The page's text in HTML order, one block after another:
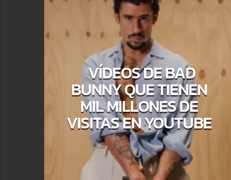
VÍDEOS DE BAD
BUNNY QUE TIENEN
MIL MILLONES DE
VISITAS EN YOUTUBE